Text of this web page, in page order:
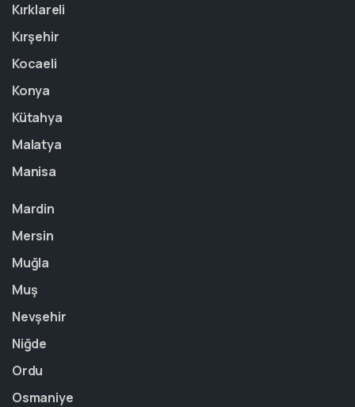
Kırklareli
Kırşehir
Kocaeli
Konya
Kütahya
Malatya
Manisa
Mardin
Mersin
Muğla
Muş
Nevşehir
Niğde
Ordu
Osmaniye